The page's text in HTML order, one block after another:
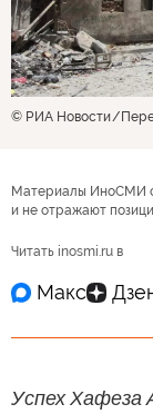
© РИА Новости
Материалы ИноСМИ
и не отражают
Читать inosmi.ru в
Успех Хафеза